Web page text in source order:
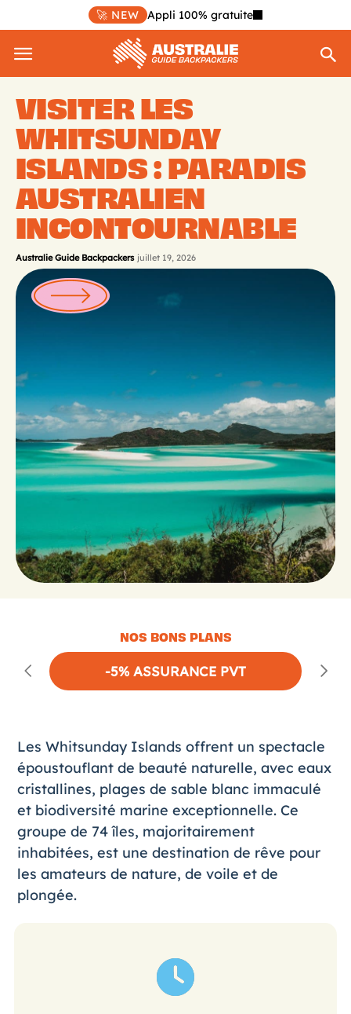
🚀 NEW Appli 100% gratuite
VISITER LES
WHITSUNDAY
ISLANDS : PARADIS
AUSTRALIEN
INCONTOURNABLE
Australie Guide Backpackers juillet 19, 2026
NOS BONS PLANS
-5% ASSURANCE PVT
Les Whitsunday Islands offrent un spectacle
époustouflant de beauté naturelle, avec eaux
cristallines, plages de sable blanc immaculé
et biodiversité marine exceptionnelle. Ce
groupe de 74 îles, majoritairement
inhabitées, est une destination de rêve pour
les amateurs de nature, de voile et de
plongée.